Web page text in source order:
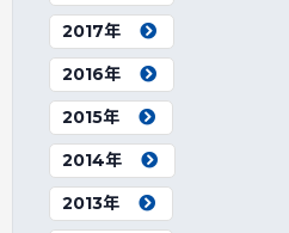
2017年
2016年
2015年
2014年
2013年